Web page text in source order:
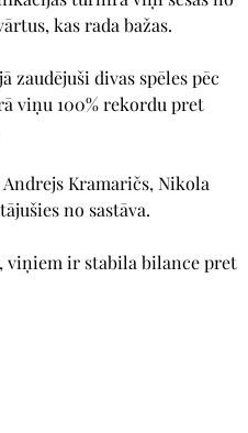
kas rada bažas.
divas spēles pēc
viņu 100% rekordu pret
Kramaričs, Nikola
no sastāva.
viņiem ir stabila bilance pret